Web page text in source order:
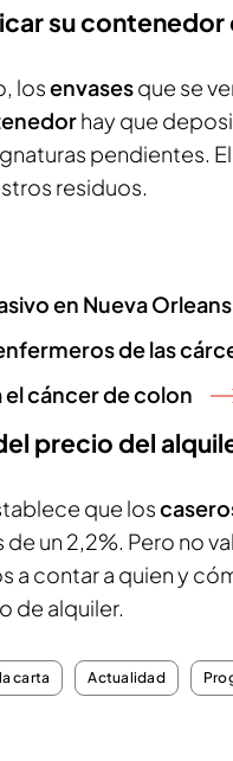
su
losenvasesque se
hay que
pendientes.
residuos.
en Nueva Orleans
de las
el cáncer de colon
precio del
que los
de un 2,2%. Pero no
a contar a quien y
de alquiler.
carta Actualidad